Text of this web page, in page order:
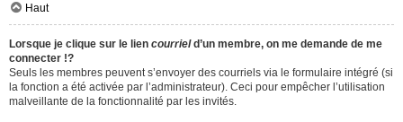
Haut
Lorsque je clique sur le lien courrield’un membre, on me demande de me
connecter !?
Seuls les membres peuvent s’envoyer des courriels via le formulaire intégré (si
la fonction a été activée par l’administrateur). Ceci pour empêcher l’utilisation
malveillante de la fonctionnalité par les invités.